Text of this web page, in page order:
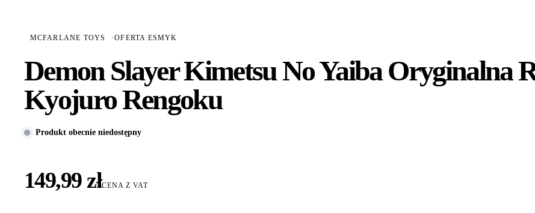
MCFARLANE TOYS ·OFERTA ESMYK
Demon Slayer Kimetsu No Yaiba Oryginalna
Kyojuro Rengoku
Produkt obecnie niedostępny
149,99 złCENA Z VAT